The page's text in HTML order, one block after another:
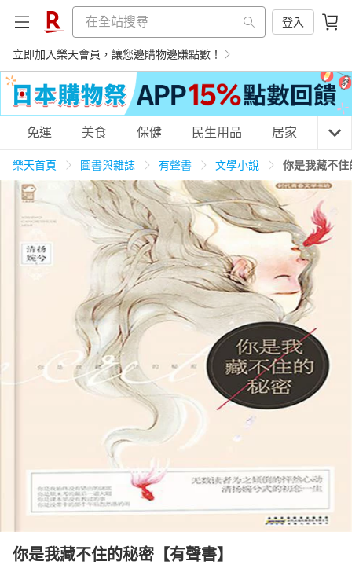
登入
立即加入樂天會員，讓您邊購物邊賺點數！
購物網分類
美食蛋糕 養生保健 民生用品
3C家電 運動休閒 親子玩具
男裝 化妝保養 情趣用品
電子/紙本書
免運 美食 保健 民生用品 居家 3C
樂天首頁 圖書與雜誌 有聲書 文學小說 你是我藏不
你是我藏不住的秘密【有聲書】